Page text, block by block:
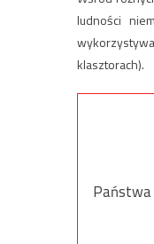
ludności
klasztorach).
Państwa